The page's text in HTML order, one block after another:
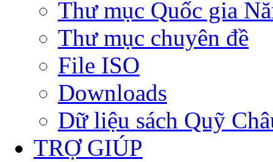
Thư mục Quốc gia
Thư mục chuyên đề
File ISO
Downloads
Dữ liệu sách Quỹ
TRỢ GIÚP